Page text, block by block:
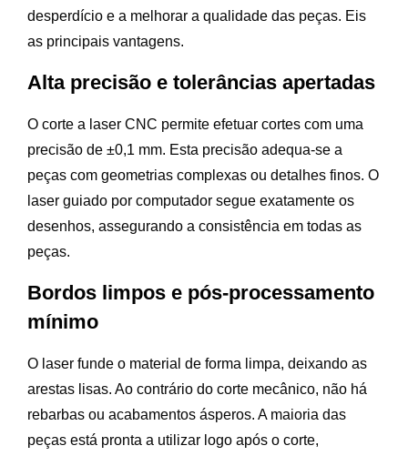
desperdício e a melhorar a qualidade das peças. Eis
as principais vantagens.
Alta precisão e tolerâncias apertadas
O corte a laser CNC permite efetuar cortes com uma
precisão de ±0,1 mm. Esta precisão adequa-se a
peças com geometrias complexas ou detalhes finos. O
laser guiado por computador segue exatamente os
desenhos, assegurando a consistência em todas as
peças.
Bordos limpos e pós-processamento
mínimo
O laser funde o material de forma limpa, deixando as
arestas lisas. Ao contrário do corte mecânico, não há
rebarbas ou acabamentos ásperos. A maioria das
peças está pronta a utilizar logo após o corte,